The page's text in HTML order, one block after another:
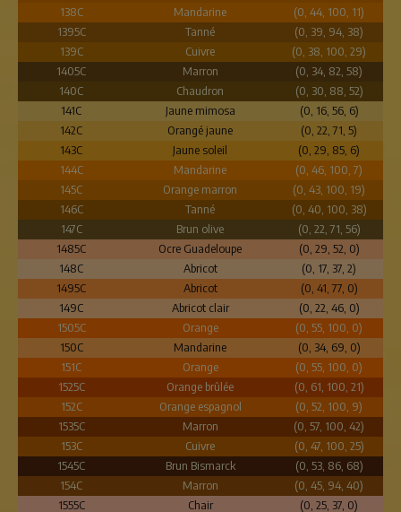
138C
Mandarine
(0, 44, 100, 11)
1395C
Tanné
(0, 39, 94, 38)
139C
Cuivre
(0, 38, 100, 29)
1405C
Marron
(0, 34, 82, 58)
140C
Chaudron
(0, 30, 88, 52)
141C
Jaune mimosa
(0, 16, 56, 6)
142C
Orangé jaune
(0, 22, 71, 5)
143C
Jaune soleil
(0, 29, 85, 6)
144C
Mandarine
(0, 46, 100, 7)
145C
Orange marron
(0, 43, 100, 19)
146C
Tanné
(0, 40, 100, 38)
147C
Brun olive
(0, 22, 71, 56)
1485C
Ocre Guadeloupe
(0, 29, 52, 0)
148C
Abricot
(0, 17, 37, 2)
1495C
Abricot
(0, 41, 77, 0)
149C
Abricot clair
(0, 22, 46, 0)
1505C
Orange
(0, 55, 100, 0)
150C
Mandarine
(0, 34, 69, 0)
151C
Orange
(0, 55, 100, 0)
1525C
Orange brûlée
(0, 61, 100, 21)
152C
Orange espagnol
(0, 52, 100, 9)
1535C
Marron
(0, 57, 100, 42)
153C
Cuivre
(0, 47, 100, 25)
1545C
Brun Bismarck
(0, 53, 86, 68)
154C
Marron
(0, 45, 94, 40)
1555C
Chair
(0, 25, 37, 0)